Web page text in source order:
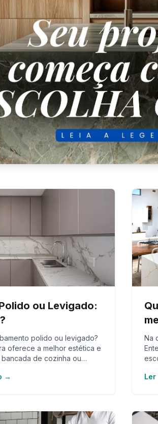
começa na
em reformar um ambiente,
da instalação com a escolha do
ou Levigado:
polido ou levigado?
oferece a melhor estética e
de cozinha ou
→
Na